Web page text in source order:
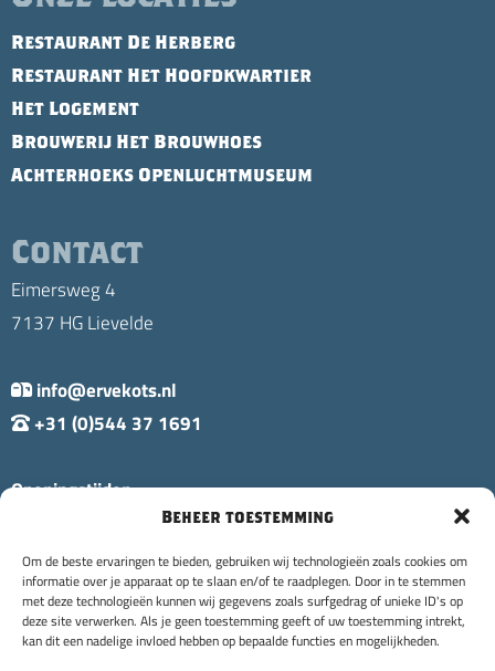
Beheer toestemming
Om de beste ervaringen te bieden, gebruiken wij technologieën zoals cookies om
informatie over je apparaat op te slaan en/of te raadplegen. Door in te stemmen
met deze technologieën kunnen wij gegevens zoals surfgedrag of unieke ID's op
deze site verwerken. Als je geen toestemming geeft of uw toestemming intrekt,
kan dit een nadelige invloed hebben op bepaalde functies en mogelijkheden.
Restaurant De Herberg
Restaurant Het Hoofdkwartier
Het Logement
Brouwerij Het Brouwhoes
Achterhoeks Openluchtmuseum
Contact
Eimersweg 4
7137 HG Lievelde
info@ervekots.nl
+31 (0)544 37 1691
Openingstijden:
Di t/m Zo: 10:00 - 20:00 uur
Ma: Gesloten